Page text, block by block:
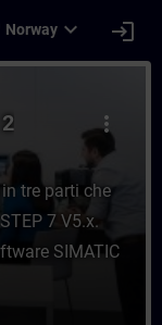
Norway expand_more login
2 -
more_vert
tre parti che
7 V5.x.
SIMATIC